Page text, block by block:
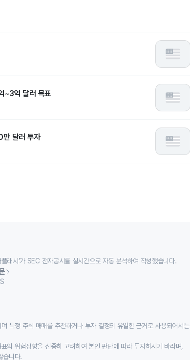
~3억 달러 목표
만 달러 투자
래시’가 SEC 전자공시를 실시간으로 자동 분석하여 작성했습니다.
특정 주식 매매를 추천하거나 투자 결정의 유일한 근거로 사용되어서는
와 위험성향을 신중히 고려하여 본인 판단에 따라 투자하시기 바라며,
습니다.